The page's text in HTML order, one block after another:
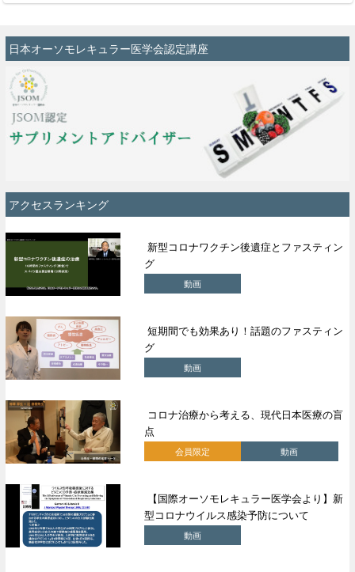
日本オーソモレキュラー医学会認定講座
アクセスランキング
新型コロナワクチン後遺症とファスティン
グ
動画
短期間でも効果あり！話題のファスティン
グ
動画
コロナ治療から考える、現代日本医療の盲
点
会員限定 動画
【国際オーソモレキュラー医学会より】新
型コロナウイルス感染予防について
動画